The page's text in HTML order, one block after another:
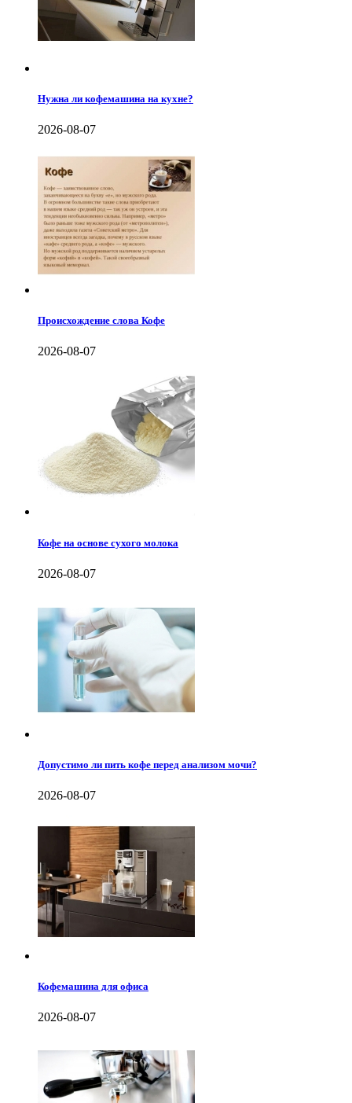
Нужна ли кофемашина на кухне?
2026-08-07
Происхождение слова Кофе
2026-08-07
Кофе на основе сухого молока
2026-08-07
Допустимо ли пить кофе перед анализом мочи?
2026-08-07
Кофемашина для офиса
2026-08-07